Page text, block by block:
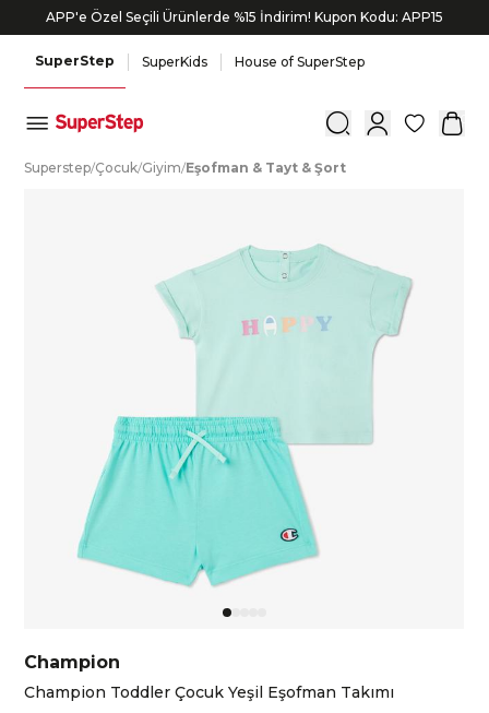
APP'e Özel Seçili Ürünlerde %15 İndirim! Kupon Kodu: APP15
SuperStep SuperKids House of SuperStep
0
Superstep/Çocuk/Giyim/Eşofman & Tayt & Şort
Champion
Champion Toddler Çocuk Yeşil Eşofman Takımı